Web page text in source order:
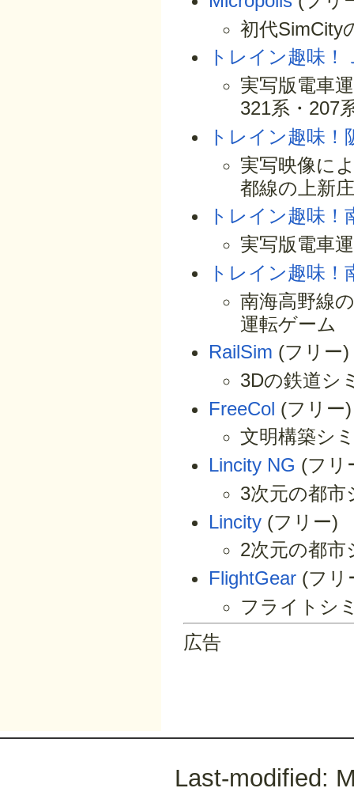
初代SimCity
トレイン趣味！
実写版電車
321系・207
トレイン趣味！
実写映像に
都線の上新
トレイン趣味！
実写版電車
トレイン趣味！
南海高野線
運転ゲーム
RailSim (フリー)
3Dの鉄道シ
FreeCol (フリー)
文明構築シ
Lincity NG (フリ
3次元の都
Lincity (フリー)
2次元の都
FlightGear (フリ
フライトシ
広告
Last-modified: